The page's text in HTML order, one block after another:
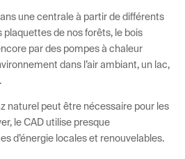
une centrale à partir de différents
de nos forêts, le bois
par des pompes à chaleur
dans l’air ambiant, un lac,
naturel peut être nécessaire pour les
le CAD utilise presque
d’énergie locales et renouvelables.